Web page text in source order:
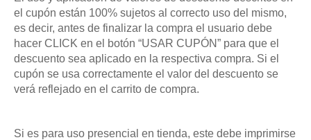
el cupón están 100% sujetos al correcto uso del mismo,
es decir, antes de finalizar la compra el usuario debe
hacer CLICK en el botón “USAR CUPÓN” para que el
descuento sea aplicado en la respectiva compra. Si el
cupón se usa correctamente el valor del descuento se
verá reflejado en el carrito de compra.
Si es para uso presencial en tienda, este debe imprimirse